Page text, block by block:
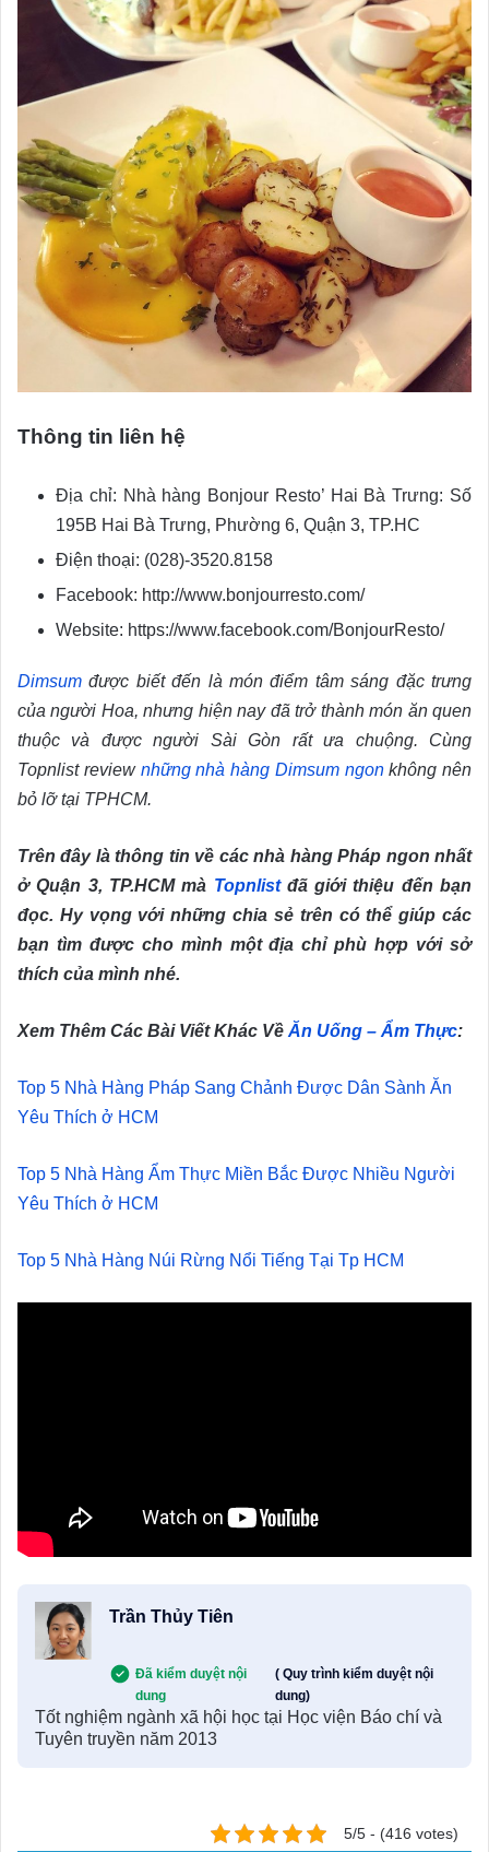
Thông tin liên hệ
Địa chỉ: Nhà hàng Bonjour Resto’ Hai Bà Trưng: Số
195B Hai Bà Trưng, Phường 6, Quận 3, TP.HC
Điện thoại: (028)-3520.8158
Facebook: http://www.bonjourresto.com/
Website: https://www.facebook.com/BonjourResto/
Dimsum được biết đến là món điểm tâm sáng đặc trưng
của người Hoa, nhưng hiện nay đã trở thành món ăn quen
thuộc và được người Sài Gòn rất ưa chuộng. Cùng
Topnlist review những nhà hàng Dimsum ngonkhông nên
bỏ lỡ tại TPHCM.
Trên đây là thông tin về các nhà hàng Pháp ngon nhất
ở Quận 3, TP.HCM mà Topnlistđã giới thiệu đến bạn
đọc. Hy vọng với những chia sẻ trên có thể giúp các
bạn tìm được cho mình một địa chỉ phù hợp với sở
thích của mình nhé.
Xem Thêm Các Bài Viết Khác Về Ăn Uống – Ẩm Thực:
Top 5 Nhà Hàng Pháp Sang Chảnh Được Dân Sành Ăn
Yêu Thích ở HCM
Top 5 Nhà Hàng Ẩm Thực Miền Bắc Được Nhiều Người
Yêu Thích ở HCM
Top 5 Nhà Hàng Núi Rừng Nổi Tiếng Tại Tp HCM
Trần Thủy Tiên
Đã kiểm duyệt nội
dung
( Quy trình kiểm duyệt nội
dung)
Tốt nghiệm ngành xã hội học tại Học viện Báo chí và
Tuyên truyền năm 2013
5/5 - (416 votes)